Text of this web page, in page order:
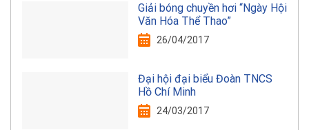
Giải bóng chuyền hơi “Ngày Hội
Văn Hóa Thể Thao”
26/04/2017
Đại hội đại biểu Đoàn TNCS
Hồ Chí Minh
24/03/2017